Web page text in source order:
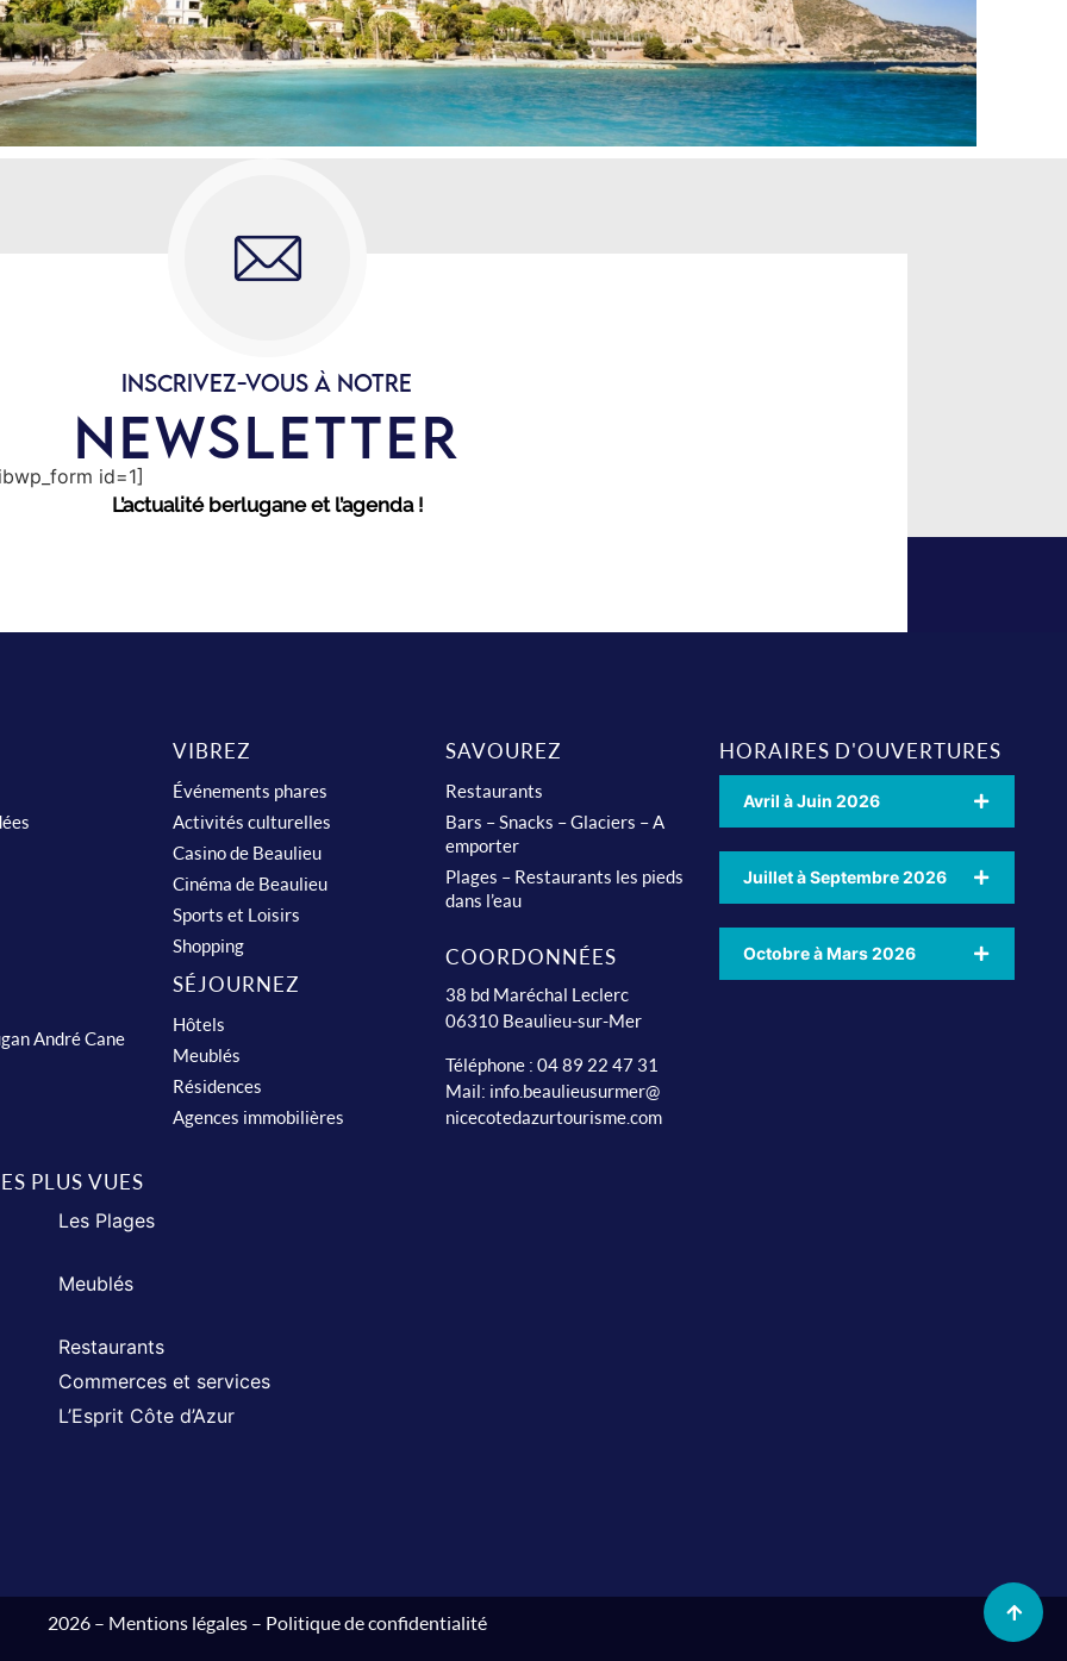
INSCRIVEZ-VOUS À NOTRE
NEWSLETTER
id=1]
L’actualité berlugane et l’agenda !
André Cane
VIBREZ
Événements phares
Activités culturelles
Casino de Beaulieu
Cinéma de Beaulieu
Sports et Loisirs
Shopping
SÉJOURNEZ
Hôtels
Meublés
Résidences
Agences immobilières
SAVOUREZ
Restaurants
Bars – Snacks – Glaciers – A
emporter
Plages – Restaurants les pieds
dans l’eau
COORDONNÉES
38 bd Maréchal Leclerc
06310 Beaulieu-sur-Mer
Téléphone : 04 89 22 47 31
Mail: info.beaulieusurmer@
nicecotedazurtourisme.com
HORAIRES D'OUVERTURES
Avril à Juin 2026
Juillet à Septembre 2026
Octobre à Mars 2026
PLUS VUES
Les Plages
Meublés
Restaurants
Commerces et services
L’Esprit Côte d’Azur
2026 – Mentions légales– Politique de confidentialité